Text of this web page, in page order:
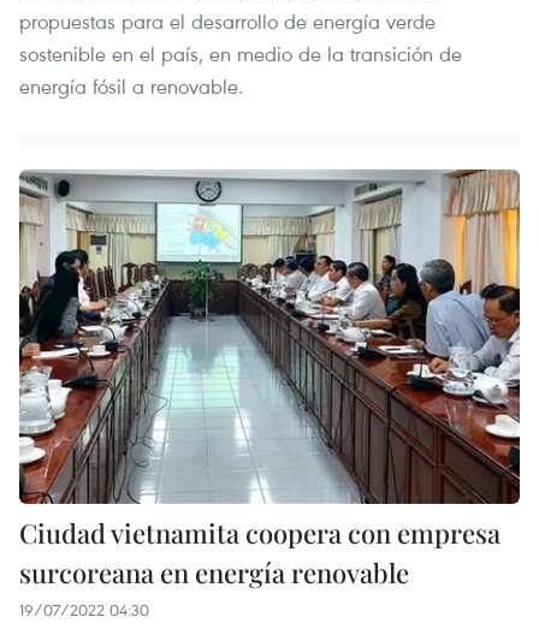
propuestas para el desarrollo de energía verde
sostenible en el país, en medio de la transición de
energía fósil a renovable.
Ciudad vietnamita coopera con empresa
surcoreana en energía renovable
19/07/2022 04:30